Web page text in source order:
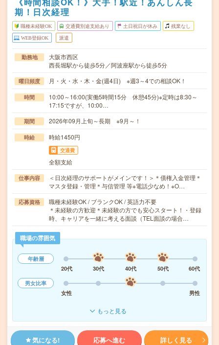
期！日次経理
職種未経験OK 交通費別途支給あり 土日祝日が休み 残業なし
WEB登録OK 派遣
勤務地
大阪市西区
西長堀駅から徒歩5分／阿波座駅から徒歩5分
曜日頻度 月・火・水・木・金(週4日) ※週3～4での相談OK！
時間
10:00～16:00(実働5時間15分 休憩45分)※定時は8:30～
17:15ですが、10:00…
期間 2026年09月上旬～長期 ※9月～！
時給 時給1450円
交通費
全額支給
仕事内容
＜日次経理のサポートがメインです！＞＊債権入金管理＊
マスタ登録・管理＊与信管理 等※電話少なめ！※O…
応募資格
職種未経験OK / ブランクOK / 英語力不要
＊未経験の方歓迎＊未経験の方でも安心スタート！・登録
時、キャリアを一緒に考える面談（TEL面談の場合…
職場の雰囲気
年齢層
20代
30代 40代 50代
60代
男女比率
女性
男性
もっと見る
気になる! 応募へ進む 詳しく見る